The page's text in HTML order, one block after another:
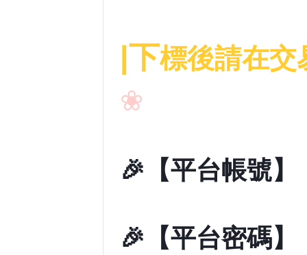
|下標後請在交
❀
🎉【平台帳號】
🎉【平台密碼】